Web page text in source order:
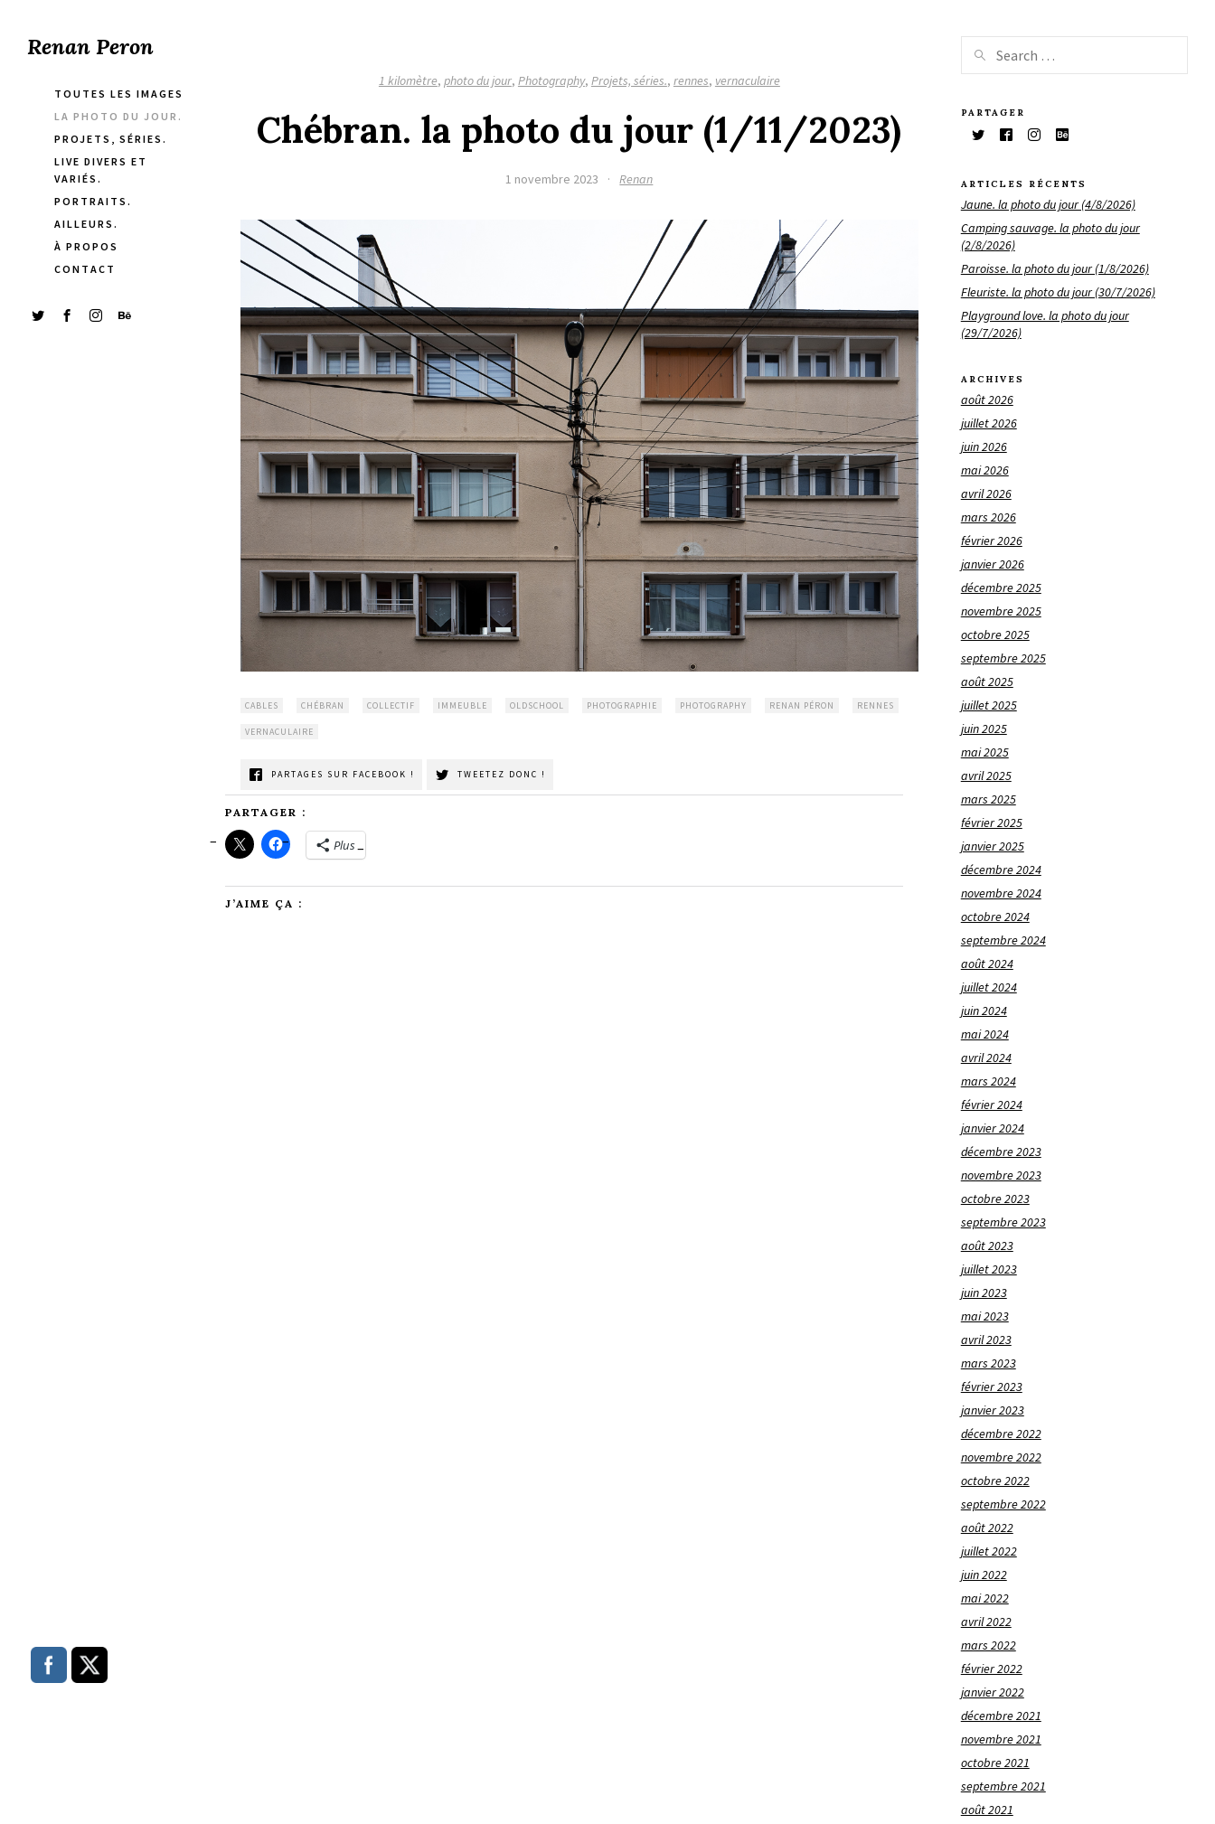
Renan Peron
TOUTES LES IMAGES
LA PHOTO DU JOUR.
PROJETS, SÉRIES.
LIVE DIVERS ET
VARIÉS.
PORTRAITS.
AILLEURS.
À PROPOS
CONTACT
1 kilomètre, photo du jour, Photography, Projets, séries., rennes, vernaculaire
Chébran. la photo du jour (1/11/2023)
1 novembre 2023 · Renan
CABLES CHÉBRAN COLLECTIF IMMEUBLE OLDSCHOOL PHOTOGRAPHIE PHOTOGRAPHY RENAN PÉRON RENNES
VERNACULAIRE
PARTAGES SUR FACEBOOK ! TWEETEZ DONC !
PARTAGER :
Plus
J’AIME ÇA :
PARTAGER
ARTICLES RÉCENTS
Jaune. la photo du jour (4/8/2026)
Camping sauvage. la photo du jour
(2/8/2026)
Paroisse. la photo du jour (1/8/2026)
Fleuriste. la photo du jour (30/7/2026)
Playground love. la photo du jour
(29/7/2026)
ARCHIVES
août 2026
juillet 2026
juin 2026
mai 2026
avril 2026
mars 2026
février 2026
janvier 2026
décembre 2025
novembre 2025
octobre 2025
septembre 2025
août 2025
juillet 2025
juin 2025
mai 2025
avril 2025
mars 2025
février 2025
janvier 2025
décembre 2024
novembre 2024
octobre 2024
septembre 2024
août 2024
juillet 2024
juin 2024
mai 2024
avril 2024
mars 2024
février 2024
janvier 2024
décembre 2023
novembre 2023
octobre 2023
septembre 2023
août 2023
juillet 2023
juin 2023
mai 2023
avril 2023
mars 2023
février 2023
janvier 2023
décembre 2022
novembre 2022
octobre 2022
septembre 2022
août 2022
juillet 2022
juin 2022
mai 2022
avril 2022
mars 2022
février 2022
janvier 2022
décembre 2021
novembre 2021
octobre 2021
septembre 2021
août 2021